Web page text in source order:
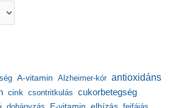
A-vitamin Alzheimer-kór antioxidáns
cink csontritkulás cukorbetegség